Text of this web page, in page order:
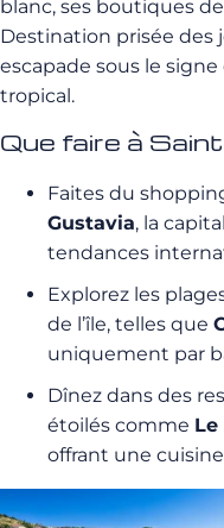
blanc, ses boutiques
Destination prisée des
escapade sous le
tropical.
Que faire à
Faites du
Gustavia, la
tendances
Explorez les
de l’île, telles que
uniquement par
Dînez dans des
étoilés comme Le
offrant une cuisine